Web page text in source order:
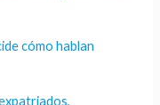
cómo hablan